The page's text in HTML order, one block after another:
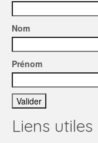
Nom
Prénom
Liens utiles